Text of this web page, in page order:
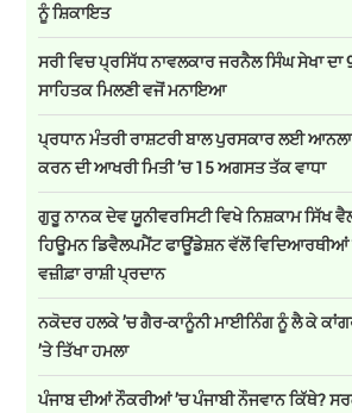
ਨੂੰ ਸ਼ਿਕਾਇਤ
ਸਰੀ ਵਿਚ ਪ੍ਰਸਿੱਧ ਨਾਵਲਕਾਰ ਜਰਨੈਲ ਸਿੰਘ ਸੇਖਾ ਦਾ
ਸਾਹਿਤਕ ਮਿਲਣੀ ਵਜੋਂ ਮਨਾਇਆ
ਪ੍ਰਧਾਨ ਮੰਤਰੀ ਰਾਸ਼ਟਰੀ ਬਾਲ ਪੁਰਸਕਾਰ ਲਈ
ਕਰਨ ਦੀ ਆਖਰੀ ਮਿਤੀ ’ਚ 15 ਅਗਸਤ ਤੱਕ ਵਾਧਾ
ਗੁਰੂ ਨਾਨਕ ਦੇਵ ਯੂਨੀਵਰਸਿਟੀ ਵਿਖੇ ਨਿਸ਼ਕਾਮ
ਹਿਊਮਨ ਡਿਵੈਲਪਮੈਂਟ ਫਾਊਂਡੇਸ਼ਨ ਵੱਲੋਂ ਵਿਦਿਆਰਥੀਆਂ
ਵਜ਼ੀਫ਼ਾ ਰਾਸ਼ੀ ਪ੍ਰਦਾਨ
ਨਕੋਦਰ ਹਲਕੇ ’ਚ ਗੈਰ-ਕਾਨੂੰਨੀ ਮਾਈਨਿੰਗ ਨੂੰ ਲੈ ਕੇ
’ਤੇ ਤਿੱਖਾ ਹਮਲਾ
ਪੰਜਾਬ ਦੀਆਂ ਨੌਕਰੀਆਂ ’ਚ ਪੰਜਾਬੀ ਨੌਜਵਾਨ ਕਿੱਥੇ?